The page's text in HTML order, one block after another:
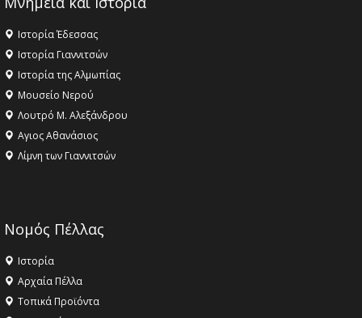
Ιστορία Έδεσσας
Ιστορία Γιαννιτσών
Ιστορία της Αλμωπίας
Μουσείο Νερού
Λουτρό Μ. Αλεξάνδρου
Αγιος Αθανάσιος
Λίμνη των Γιαννιτσών
Νομός Πέλλας
Ιστορία
Αρχαία Πέλλα
Τοπικά Προϊόντα